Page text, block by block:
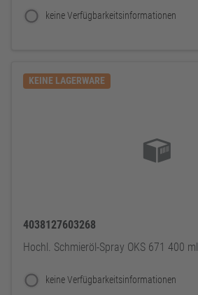
keine Verfügbarkeitsinformationen
KEINE LAGERWARE
4038127603268
Hochl. Schmieröl-Spray OKS 671 400 ml
keine Verfügbarkeitsinformationen